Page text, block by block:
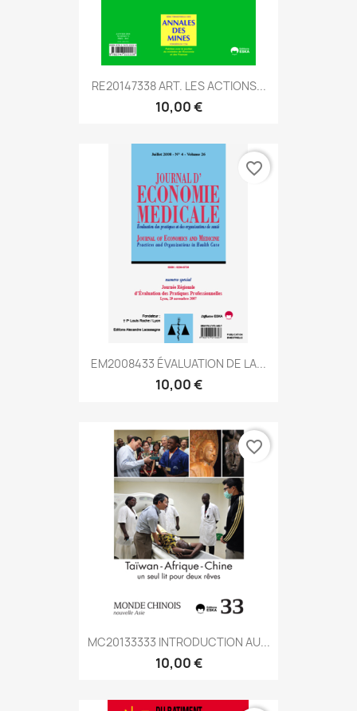
RE20147338 ART. LES ACTIONS...
10,00 €
EM2008433 ÉVALUATION DE LA...
10,00 €
favorite_border
MC20133333 INTRODUCTION AU...
10,00 €
favorite_border